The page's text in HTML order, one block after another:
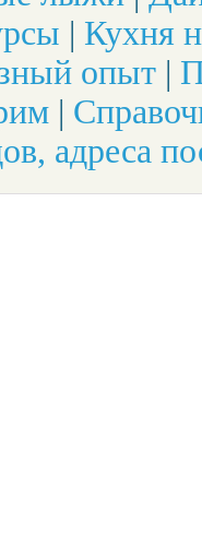
| Кухня
опыт |
|
адреса